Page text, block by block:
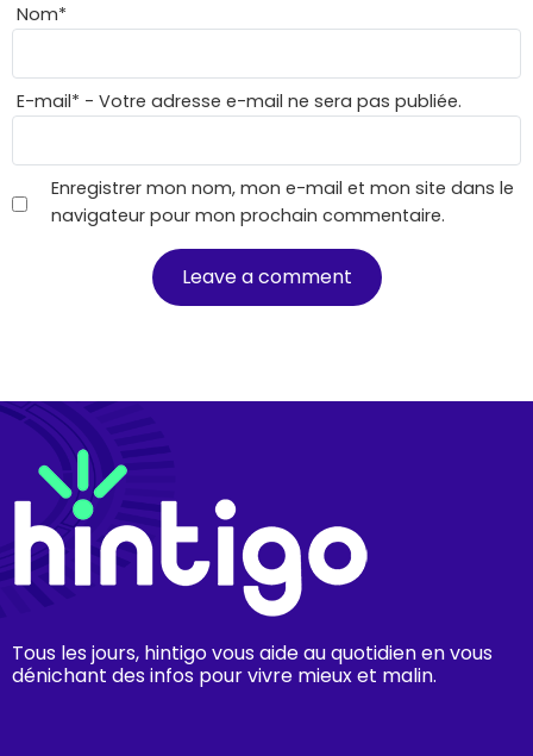
Nom*
E-mail* - Votre adresse e-mail ne sera pas publiée.
Enregistrer mon nom, mon e-mail et mon site dans le
navigateur pour mon prochain commentaire.
Tous les jours, hintigo vous aide au quotidien en vous
dénichant des infos pour vivre mieux et malin.